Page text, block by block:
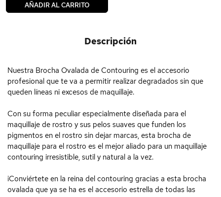
AÑADIR AL CARRITO
Descripción
Nuestra Brocha Ovalada de Contouring es el accesorio
profesional que te va a permitir realizar degradados sin que
queden líneas ni excesos de maquillaje.
Con su forma peculiar especialmente diseñada para el
maquillaje de rostro y sus pelos suaves que funden los
pigmentos en el rostro sin dejar marcas, esta brocha de
maquillaje para el rostro es el mejor aliado para un maquillaje
contouring irresistible, sutil y natural a la vez.
¡Conviértete en la reina del contouring gracias a esta brocha
ovalada que ya se ha es el accesorio estrella de todas las